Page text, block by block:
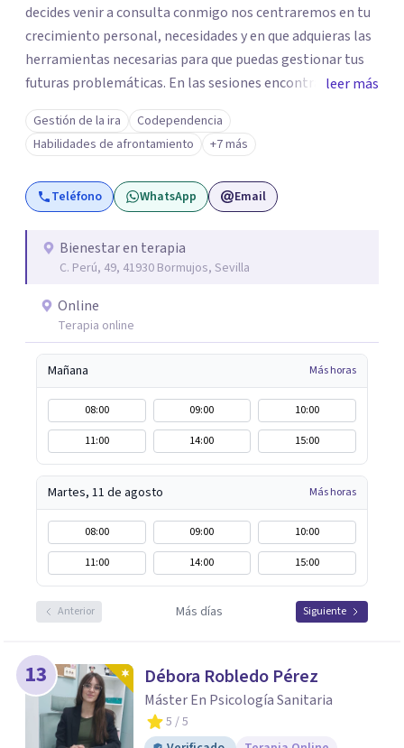
decides venir a consulta conmigo nos centraremos en tu
crecimiento personal, necesidades y en que adquieras las
herramientas necesarias para que puedas gestionar tus
futuras problemáticas. En las sesiones encontrarás un
lugar donde abrirte y expresarte sin juicios, donde
explorar tus emociones, conocerte, solucionar tus
heridas y trabajar en tu crecimiento. personal
leer más
Gestión de la ira
Codependencia
Habilidades de afrontamiento
+7 más
Teléfono WhatsApp Email
Bienestar en terapia
C. Perú, 49, 41930 Bormujos, Sevilla
Online
Terapia online
Mañana Más horas
08:00 09:00
10:00
11:00
14:00 15:00
Martes, 11 de agosto Más horas
08:00 09:00
10:00
11:00
14:00 15:00
Anterior Más días Siguiente
13 Débora Robledo Pérez
Máster En Psicología Sanitaria
5 / 5